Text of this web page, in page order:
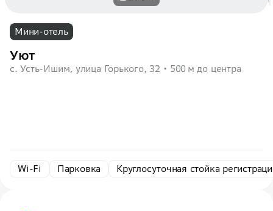
Мини-отель
Уют
с. Усть-Ишим, улица Горького, 32 500 м до центра
Wi-Fi Парковка Круглосуточная стойка